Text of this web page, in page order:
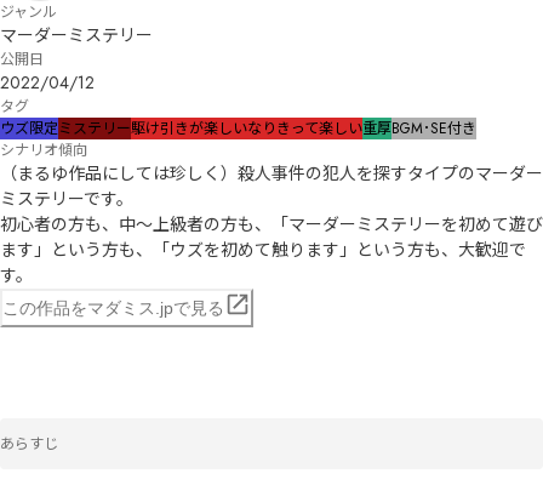
ジャンル
マーダーミステリー
公開日
2022/04/12
タグ
ウズ限定ミステリー駆け引きが楽しいなりきって楽しい重厚BGM･SE付き
シナリオ傾向
（まるゆ作品にしては珍しく）殺人事件の犯人を探すタイプのマーダー
ミステリーです。
初心者の方も、中〜上級者の方も、「マーダーミステリーを初めて遊び
ます」という方も、「ウズを初めて触ります」という方も、大歓迎で
す。
この作品をマダミス.jpで見る
あらすじ